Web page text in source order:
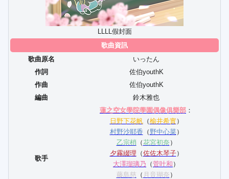
LLLL假封面
歌曲資訊
歌曲原名
いったん
作詞
佐伯youthK
作曲
佐伯youthK
編曲
鈴木雅也
歌手
蓮之空女學院學園偶像俱樂部 ：
日野下花帆（榆井希實）
村野沙耶香 （ 野中心菜）
乙宗梢 （花宮初奈 ）
夕霧綴理 （佐佐木琴子）
大澤瑠璃乃 （菅叶和 ）
藤島慈 （ 月音瑚奈 ）